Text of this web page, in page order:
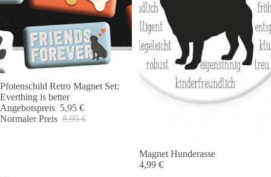
Ausverkauft
Pfotenschild Retro Magnet Set:
Everthing is better
Angebotspreis 5,95 €
Normaler Preis 8,95 €
Magnet Hunderasse
4,99 €